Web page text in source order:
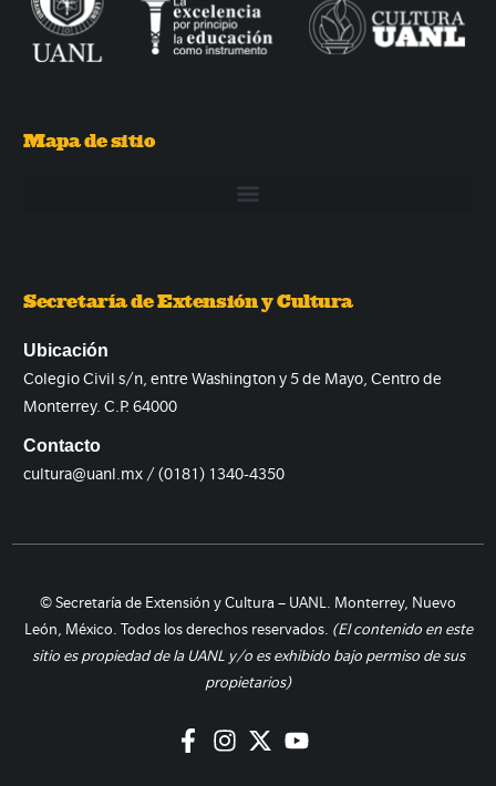
Mapa de sitio
Secretaría de Extensión y Cultura
Ubicación
Colegio Civil s/n, entre Washington y 5 de Mayo, Centro de
Monterrey. C.P. 64000
Contacto
cultura@uanl.mx / (0181) 1340-4350
© Secretaría de Extensión y Cultura – UANL. Monterrey, Nuevo
León, México. Todos los derechos reservados. (El contenido en este
sitio es propiedad de la UANL y/o es exhibido bajo permiso de sus
propietarios)